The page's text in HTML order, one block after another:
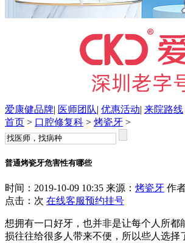
爱康健品牌| 医师团队| 优惠活动| 来院路线
首页 > 口腔修复科 > 烤瓷牙 >
普通烤瓷牙危害性有哪些
时间：2019-10-09 10:35 来源： 烤瓷牙 作
点击： 次 在线客服预约挂号
想拥有一口好牙，也并非是让每个人所都
损往往给很多人带来不便，所以些人选择